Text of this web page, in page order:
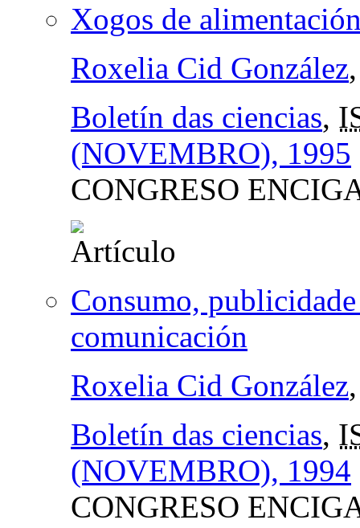
Xogos de
Roxelia Cid González
Boletín das ciencias,
(NOVEMBRO), 1995
CONGRESO
Consumo,
comunicación
Roxelia Cid González
Boletín das ciencias,
(NOVEMBRO), 1994
CONGRESO